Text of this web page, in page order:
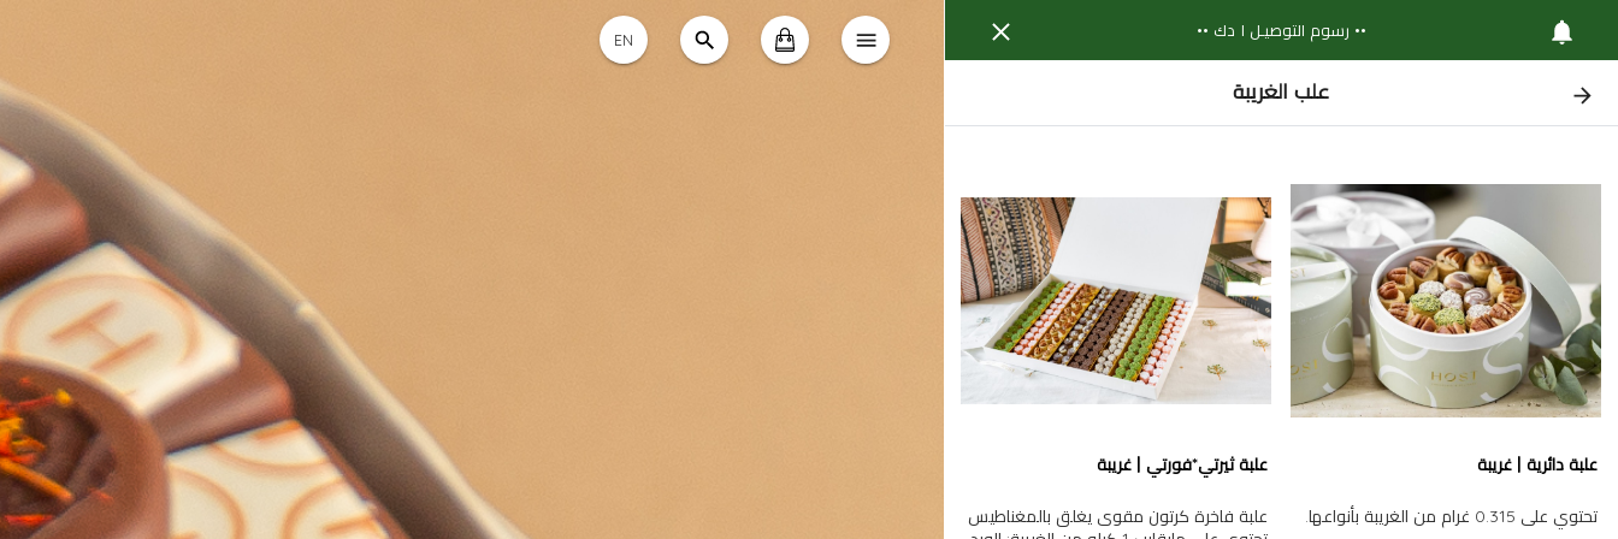
EN
•• رسوم التوصيـل ١ دك ••
علب الغريبة
علبة دائرية | غريبة
تحتوي على 0.315 غرام من الغريبة بأنواعها.
علبة ثيرتي*فورتي | غريبة
علبة فاخرة كرتون مقوى يغلق بالمغناطيس